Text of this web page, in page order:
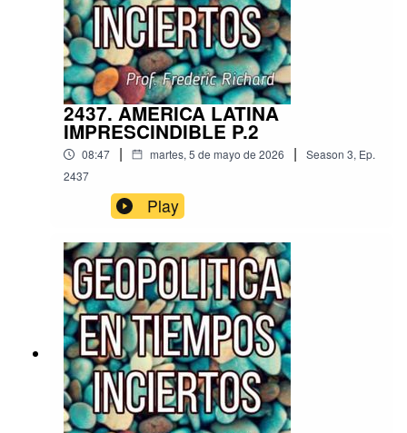
2437. AMERICA LATINA
IMPRESCINDIBLE P.2
08:47 | martes, 5 de mayo de 2026 | Season 3, Ep.
2437
Play